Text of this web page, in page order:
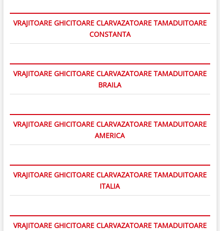
VRAJITOARE GHICITOARE CLARVAZATOARE TAMADUITOARE
CONSTANTA
VRAJITOARE GHICITOARE CLARVAZATOARE TAMADUITOARE
BRAILA
VRAJITOARE GHICITOARE CLARVAZATOARE TAMADUITOARE
AMERICA
VRAJITOARE GHICITOARE CLARVAZATOARE TAMADUITOARE
ITALIA
VRAJITOARE GHICITOARE CLARVAZATOARE TAMADUITOARE